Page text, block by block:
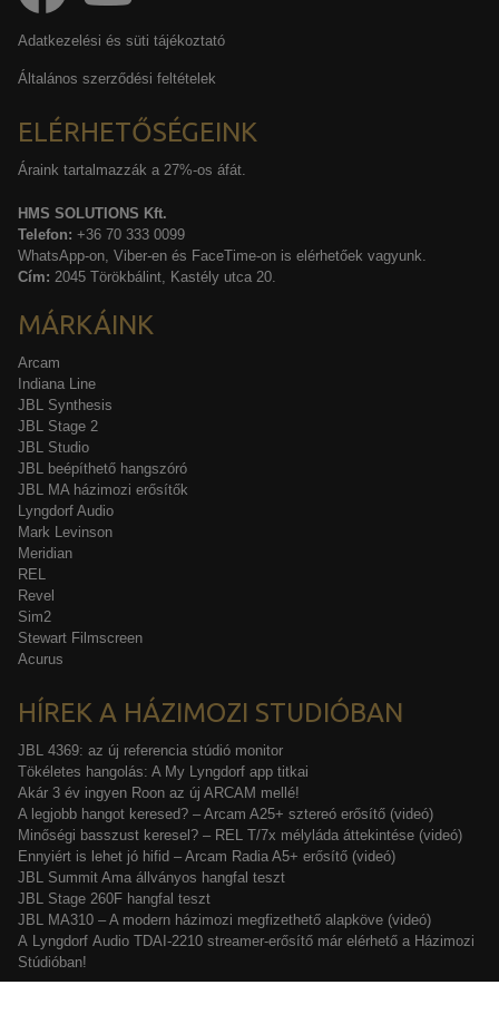
Adatkezelési és süti tájékoztató
Általános szerződési feltételek
ELÉRHETŐSÉGEINK
Áraink tartalmazzák a 27%-os áfát.
HMS SOLUTIONS Kft.
Telefon: +36 70 333 0099
WhatsApp-on, Viber-en és FaceTime-on is elérhetőek vagyunk.
Cím: 2045 Törökbálint, Kastély utca 20.
MÁRKÁINK
Arcam
Indiana Line
JBL Synthesis
JBL Stage 2
JBL Studio
JBL beépíthető hangszóró
JBL MA házimozi erősítők
Lyngdorf Audio
Mark Levinson
Meridian
REL
Revel
Sim2
Stewart Filmscreen
Acurus
HÍREK A HÁZIMOZI STUDIÓBAN
JBL 4369: az új referencia stúdió monitor
Tökéletes hangolás: A My Lyngdorf app titkai
Akár 3 év ingyen Roon az új ARCAM mellé!
A legjobb hangot keresed? – Arcam A25+ sztereó erősítő (videó)
Minőségi basszust keresel? – REL T/7x mélyláda áttekintése (videó)
Ennyiért is lehet jó hifid – Arcam Radia A5+ erősítő (videó)
JBL Summit Ama állványos hangfal teszt
JBL Stage 260F hangfal teszt
JBL MA310 – A modern házimozi megfizethető alapköve (videó)
A Lyngdorf Audio TDAI-2210 streamer-erősítő már elérhető a Házimozi
Stúdióban!